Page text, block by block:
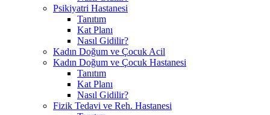
Psikiyatri Hastanesi
Tanıtım
Kat Planı
Nasıl Gidilir?
Kadın Doğum ve Çocuk Acil
Kadın Doğum ve Çocuk Hastanesi
Tanıtım
Kat Planı
Nasıl Gidilir?
Fizik Tedavi ve Reh. Hastanesi